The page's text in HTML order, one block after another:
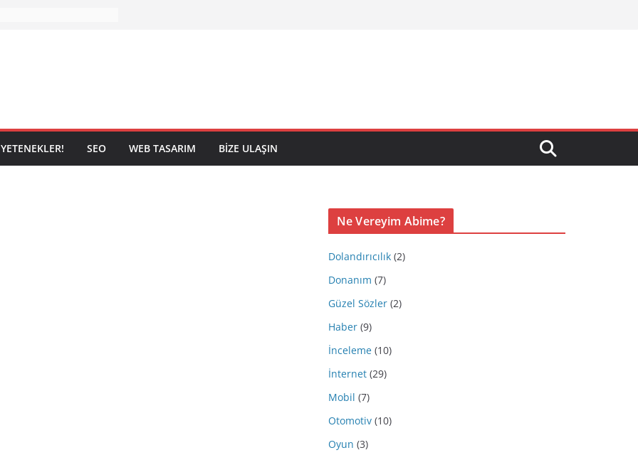
YETENEKLER! SEO WEB TASARIM BIZE ULAŞIN
Ne Vereyim Abime?
Dolandırıcılık (2)
Donanım (7)
Güzel Sözler (2)
Haber (9)
İnceleme (10)
İnternet (29)
Mobil (7)
Otomotiv (10)
Oyun (3)